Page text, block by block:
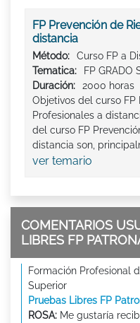
FP Prevención de
distancia
Método:
Curso FP a
Tematica:
FP GRADO
Duración:
2000 horas
Objetivos del curso FP
Profesionales a
del curso FP
distancia son,
ver temario
COMENTARIOS
LIBRES FP
Formación Profesional
Superior
Pruebas Libres FP
ROSA: Me gustaría